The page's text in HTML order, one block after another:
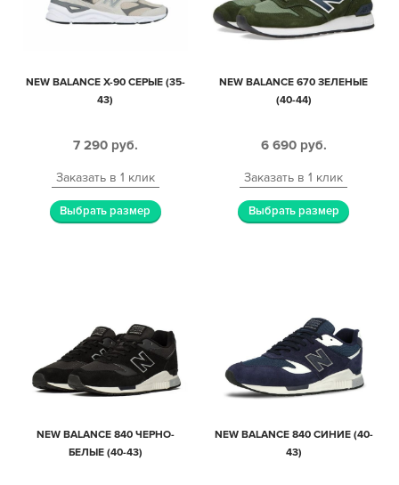
NEW BALANCE X-90 СЕРЫЕ (35-
43)
7 290 руб.
Заказать в 1 клик
Выбрать размер
NEW BALANCE 670 ЗЕЛЕНЫЕ
(40-44)
6 690 руб.
Заказать в 1 клик
Выбрать размер
NEW BALANCE 840 ЧЕРНО-
БЕЛЫЕ (40-43)
NEW BALANCE 840 СИНИЕ (40-
43)